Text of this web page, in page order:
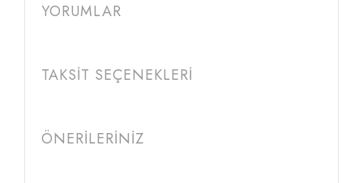
YORUMLAR
TAKSİT SEÇENEKLERİ
ÖNERİLERİNİZ